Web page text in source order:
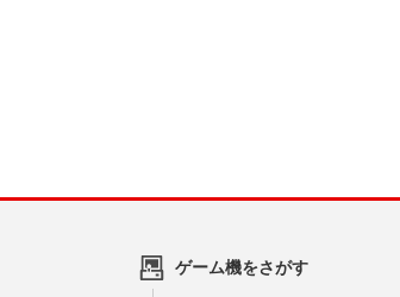
ゲーム機をさがす